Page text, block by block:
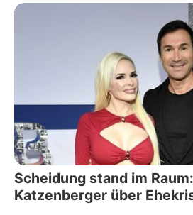
Scheidung stand im
Katzenberger über